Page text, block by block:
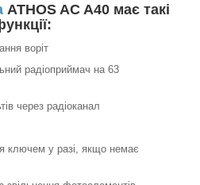
ATHOS AC A40 має такі
воріт
радіоприймач на 63
через радіоканал
ключем у разі, якщо немає